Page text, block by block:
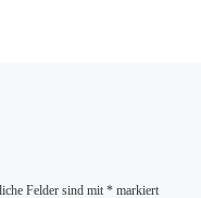
Felder sind mit *markiert